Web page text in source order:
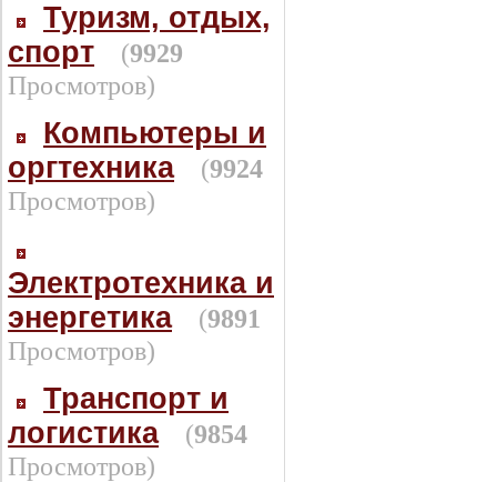
Туризм, отдых,
спорт
(9929
Просмотров)
Компьютеры и
оргтехника
(9924
Просмотров)
Электротехника и
энергетика
(9891
Просмотров)
Транспорт и
логистика
(9854
Просмотров)